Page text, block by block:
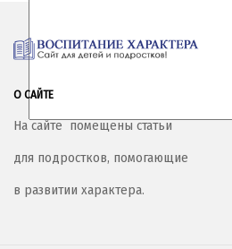
О САЙТЕ
На сайте помещены статьи
для подростков, помогающие
в развитии характера.